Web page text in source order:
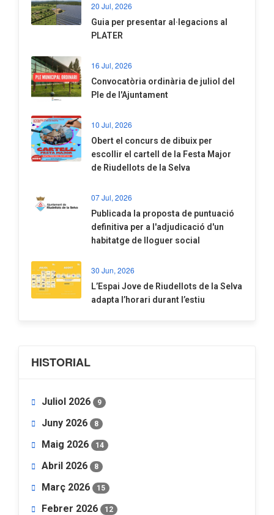
20 Jul, 2026
​Guia per presentar al·legacions al
PLATER
16 Jul, 2026
Convocatòria ordinària de juliol del
Ple de l'Ajuntament
10 Jul, 2026
​Obert el concurs de dibuix per
escollir el cartell de la Festa Major
de Riudellots de la Selva
07 Jul, 2026
​Publicada la proposta de puntuació
definitiva per a l'adjudicació d'un
habitatge de lloguer social
30 Jun, 2026
​L’Espai Jove de Riudellots de la Selva
adapta l’horari durant l’estiu
HISTORIAL
Juliol 2026 9
Juny 2026 8
Maig 2026 14
Abril 2026 8
Març 2026 15
Febrer 2026 12